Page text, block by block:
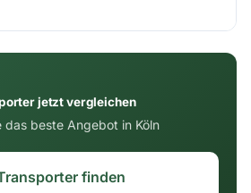
jetzt vergleichen
das beste Angebot in Köln
finden